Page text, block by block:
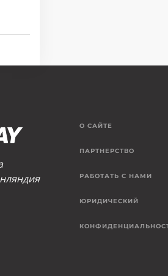
О САЙТЕ
ПАРТНЕРСТВО
РАБОТАТЬ С НАМИ
ЮРИДИЧЕСКИЙ